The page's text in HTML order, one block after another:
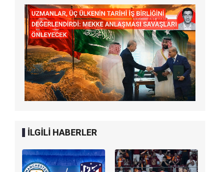
İLGİLİ HABERLER